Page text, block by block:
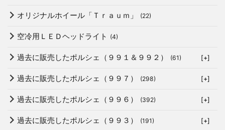
オリジナルホイール「Ｔｒａｕｍ」 (22)
空冷用ＬＥＤヘッドライト (4)
過去に販売したポルシェ（９９１＆９９２） (61) [+]
過去に販売したポルシェ（９９７） (298) [+]
過去に販売したポルシェ（９９６） (392) [+]
過去に販売したポルシェ（９９３） (191) [+]